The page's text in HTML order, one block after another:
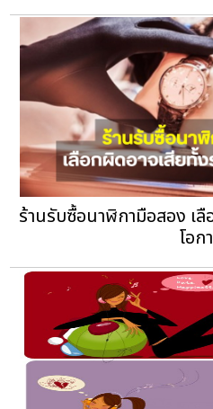
ร้านรับซื้อนาฬิกามือสอง เ
โอก